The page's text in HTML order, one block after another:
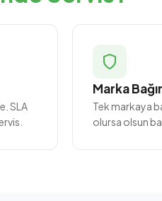
SLA
Marka
Tek markaya
olursa olsun